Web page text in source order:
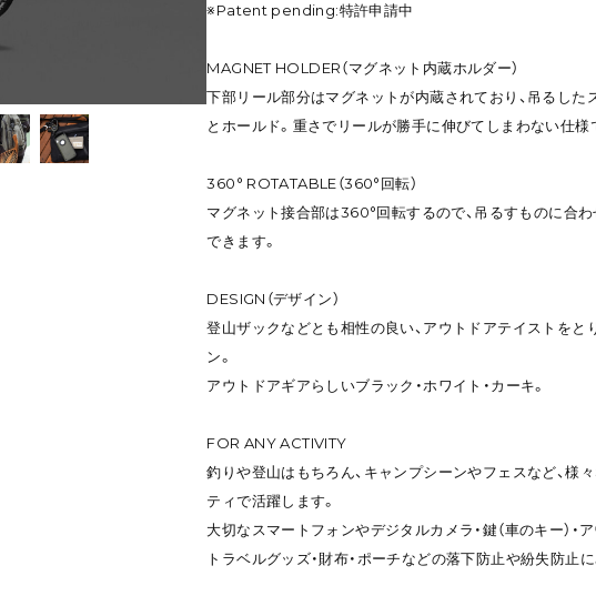
※Patent pending:特許申請中
MAGNET HOLDER（マグネット内蔵ホルダー）
下部リール部分はマグネットが内蔵されており、吊るした
とホールド。重さでリールが勝手に伸びてしまわない仕様
360° ROTATABLE（360°回転）
マグネット接合部は360°回転するので、吊るすものに合
できます。
DESIGN（デザイン）
登山ザックなどとも相性の良い、アウトドアテイストをと
ン。
アウトドアギアらしいブラック・ホワイト・カーキ。
FOR ANY ACTIVITY
釣りや登山はもちろん、キャンプシーンやフェスなど、様
ティで活躍します。
大切なスマートフォンやデジタルカメラ・鍵（車のキー）・
トラベルグッズ・財布・ポーチなどの落下防止や紛失防止に